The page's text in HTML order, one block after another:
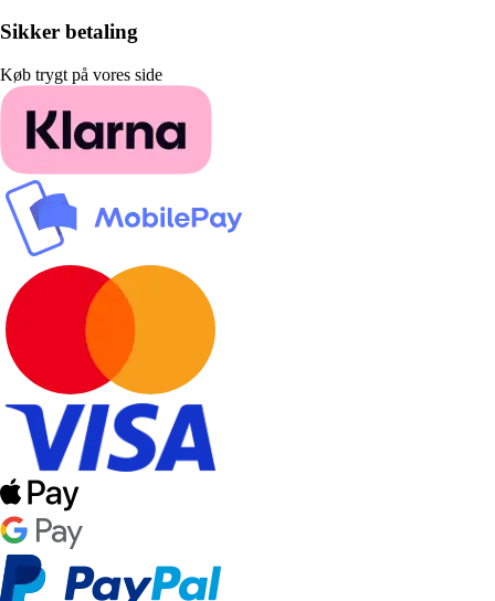
Sikker betaling
Køb trygt på vores side